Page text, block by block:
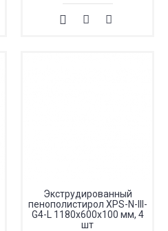
Экструдированный
пенополистирол XPS-N-III-
G4-L 1180х600х100 мм, 4
шт